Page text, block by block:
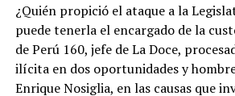
¿Quién propició el ataque a la
puede tenerla el encargado de la
de Perú 160, jefe de La Doce,
ilícita en dos oportunidades y
Enrique Nosiglia, en las causas que